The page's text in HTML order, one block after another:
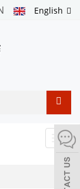
English